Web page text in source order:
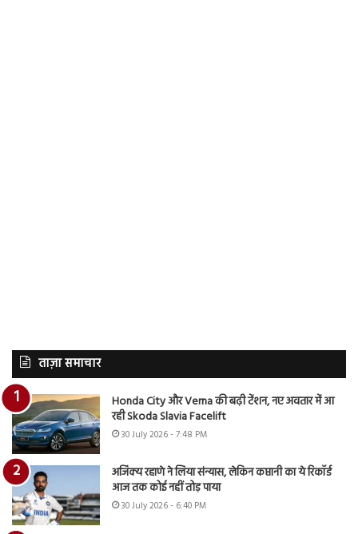
ताज़ा समाचार
Honda City और Verna की बढ़ी टेंशन, नए अवतार में आ
रही Skoda Slavia Facelift
30 July 2026 - 7:48 PM
अजिंक्य रहाणे ने लिया संन्यास, लेकिन कप्तानी का ये रिकॉर्ड
आज तक कोई नहीं तोड़ पाया
30 July 2026 - 6:40 PM